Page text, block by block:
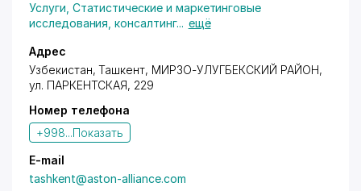
Услуги Статистические и маркетинговые
исследования, консалтинг... ещё
Адрес
Узбекистан,Ташкент, МИРЗО-УЛУГБЕКСКИЙ РАЙОН,
ул. ПАРКЕНТСКАЯ, 229
Номер телефона
+998...Показать
E-mail
tashkent@aston-alliance.com